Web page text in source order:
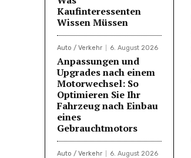
Kaufinteressenten
Wissen Müssen
Auto / Verkehr 6. August 2026
Anpassungen und
Upgrades nach einem
Motorwechsel: So
Optimieren Sie Ihr
Fahrzeug nach Einbau
eines
Gebrauchtmotors
Auto / Verkehr 6. August 2026